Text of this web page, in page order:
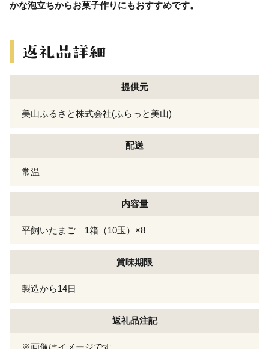
かな泡立ちからお菓子作りにもおすすめです。
提供元
美山ふるさと株式会社(ふらっと美山)
配送
常温
内容量
平飼いたまご 1箱（10玉）×8
賞味期限
製造から14日
返礼品注記
※画像はイメージです。